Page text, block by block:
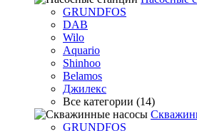
GRUNDFOS
DAB
Wilo
Aquario
Shinhoo
Belamos
Джилекс
Все категории (14)
GRUNDFOS